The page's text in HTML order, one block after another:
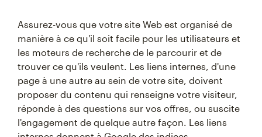
Assurez-vous que votre site Web est organisé de
manière à ce qu'il soit facile pour les utilisateurs et
les moteurs de recherche de le parcourir et de
trouver ce qu'ils veulent. Les liens internes, d'une
page à une autre au sein de votre site, doivent
proposer du contenu qui renseigne votre visiteur,
réponde à des questions sur vos offres, ou suscite
l'engagement de quelque autre façon. Les liens